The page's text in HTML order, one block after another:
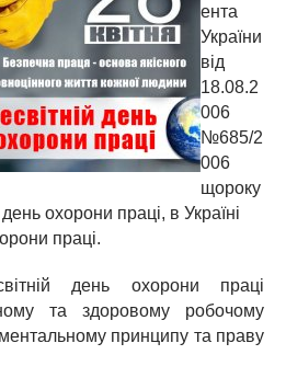
ента
України
від
18.08.2
006
№685/2
006
щороку
охорони праці, в Україні
праці.
день охорони праці
та здоровому робочому
принципу та праву